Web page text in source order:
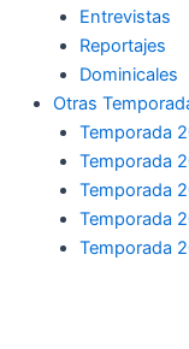
Entrevistas
Reportajes
Dominicales
Otras
Temporada
Temporada
Temporada
Temporada
Temporada